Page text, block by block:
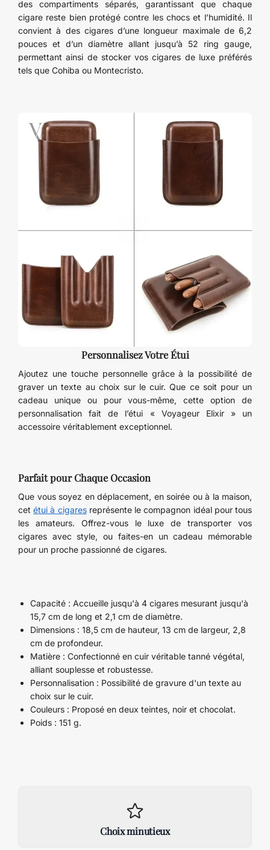
des compartiments séparés, garantissant que chaque
cigare reste bien protégé contre les chocs et l’humidité. Il
convient à des cigares d’une longueur maximale de 6,2
pouces et d’un diamètre allant jusqu’à 52 ring gauge,
permettant ainsi de stocker vos cigares de luxe préférés
tels que Cohiba ou Montecristo.
Personnalisez Votre Étui
Ajoutez une touche personnelle grâce à la possibilité de
graver un texte au choix sur le cuir. Que ce soit pour un
cadeau unique ou pour vous-même, cette option de
personnalisation fait de l’étui « Voyageur Elixir » un
accessoire véritablement exceptionnel.
Parfait pour Chaque Occasion
Que vous soyez en déplacement, en soirée ou à la maison,
cetétui à cigaresreprésente le compagnon idéal pour tous
les amateurs. Offrez-vous le luxe de transporter vos
cigares avec style, ou faites-en un cadeau mémorable
pour un proche passionné de cigares.
Capacité : Accueille jusqu'à 4 cigares mesurant jusqu'à
15,7 cm de long et 2,1 cm de diamètre.
Dimensions : 18,5 cm de hauteur, 13 cm de largeur, 2,8
cm de profondeur.
Matière : Confectionné en cuir véritable tanné végétal,
alliant souplesse et robustesse.
Personnalisation : Possibilité de gravure d'un texte au
choix sur le cuir.
Couleurs : Proposé en deux teintes, noir et chocolat.
Poids : 151 g.
Choix minutieux